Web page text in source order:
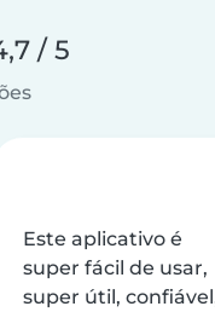
/ 5
Este aplicativo é
super fácil de usar,
super útil,